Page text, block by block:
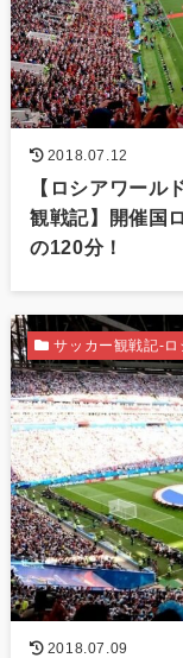
2018.07.12
【ロシアワール
観戦記】開催国
の120分！
2018.07.09
サッカー観戦記-